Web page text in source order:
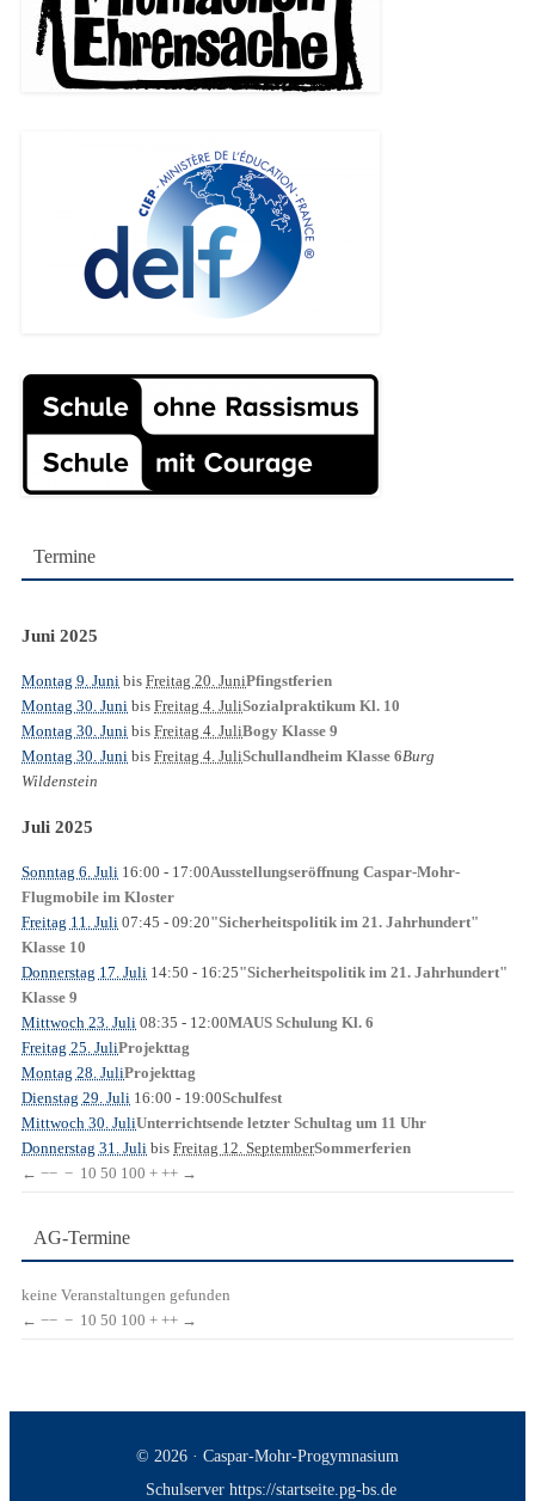
Termine
Juni 2025
Montag 9. Juni bis Freitag 20. JuniPfingstferien
Montag 30. Juni bis Freitag 4. JuliSozialpraktikum Kl. 10
Montag 30. Juni bis Freitag 4. JuliBogy Klasse 9
Montag 30. Juni bis Freitag 4. JuliSchullandheim Klasse 6Burg
Wildenstein
Juli 2025
Sonntag 6. Juli 16:00 - 17:00Ausstellungseröffnung Caspar-Mohr-
Flugmobile im Kloster
Freitag 11. Juli 07:45 - 09:20"Sicherheitspolitik im 21. Jahrhundert"
Klasse 10
Donnerstag 17. Juli 14:50 - 16:25"Sicherheitspolitik im 21. Jahrhundert"
Klasse 9
Mittwoch 23. Juli 08:35 - 12:00MAUS Schulung Kl. 6
Freitag 25. JuliProjekttag
Montag 28. JuliProjekttag
Dienstag 29. Juli 16:00 - 19:00Schulfest
Mittwoch 30. JuliUnterrichtsende letzter Schultag um 11 Uhr
Donnerstag 31. Juli bis Freitag 12. SeptemberSommerferien
← −− − 10 50 100 + ++ →
AG-Termine
keine Veranstaltungen gefunden
← −− − 10 50 100 + ++ →
© 2026 · Caspar-Mohr-Progymnasium
Schulserver https://startseite.pg-bs.de